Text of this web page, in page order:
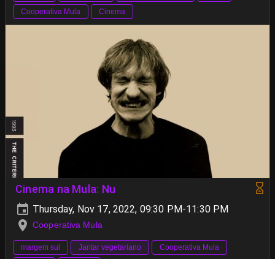
Cooperativa Mula
Cinema
Cinema na Mula: Nu
Thursday, Nov 17, 2022, 09:30 PM-11:30 PM
Cooperativa Mula
margem sul Jantar vegetariano
Cooperativa Mula